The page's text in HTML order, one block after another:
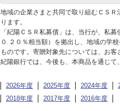
地域の企業さまと共同で取り組むＣＳ
ります。
「紀陽ＣＳＲ私募債」は、当行が、私
０.２０％相当額）を拠出し、地域の学
ものです。寄贈対象先については、お客
紀陽銀行では、今後も、本商品を通じて
2026年度 2025年度 2024年度
2018年度
2017年度 2016年度